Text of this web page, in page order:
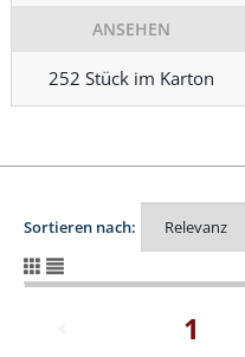
ANSEHEN
252 Stück im Karton
Sortieren nach:
1